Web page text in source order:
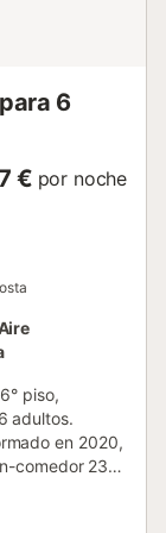
6
€ por noche
piso,
adultos.
en 2020,
comedor 23
aire